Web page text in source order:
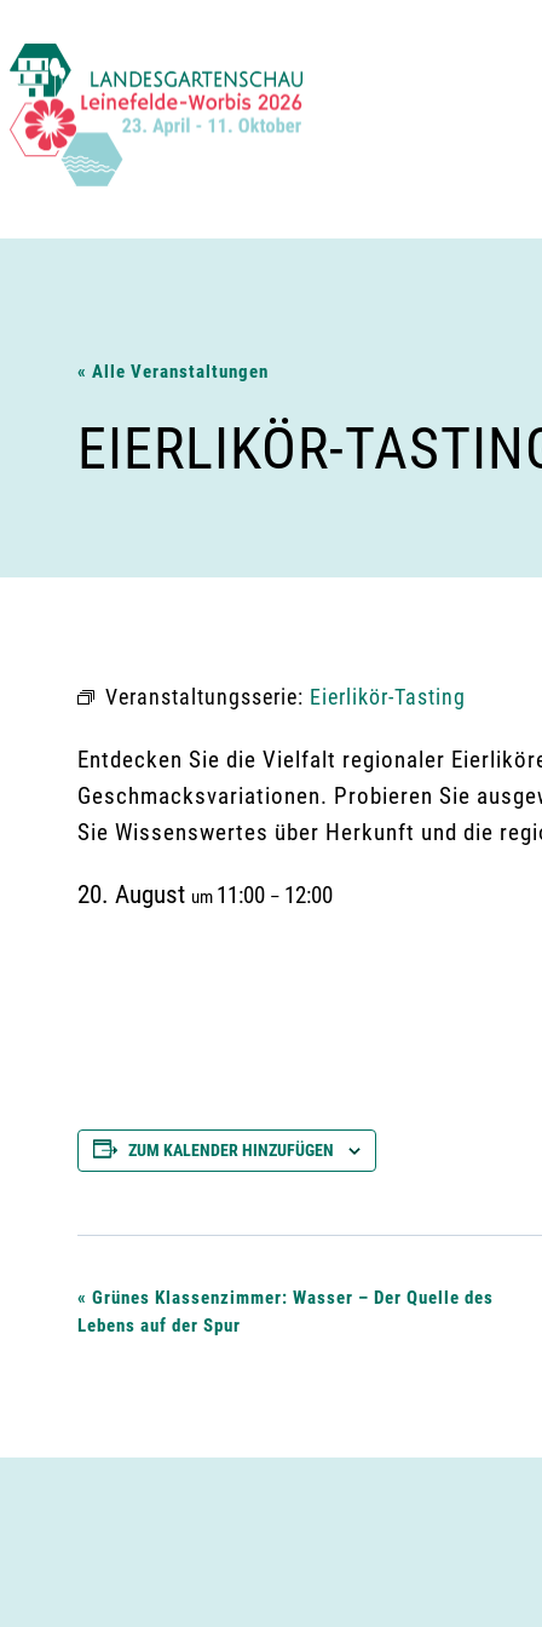
Inhalt
springen
« Alle Veranstaltungen
EIERLIKÖR-
Veranstaltungsserie: Eierlikör-Tasting
Entdecken Sie die Vielfalt regionaler
Geschmacksvariationen. Probieren Sie
Sie Wissenswertes über Herkunft und die
20. August um 11:00 – 12:00
ZUM KALENDER HINZUFÜGEN
V
r
« Grünes Klassenzimmer: Wasser – Der Quelle des
Lebens auf der Spur